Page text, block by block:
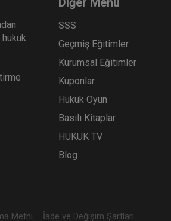
SSS
Geçmiş Eğitimler
Kurumsal Eğitimler
Kuponlar
Hukuk Oyun
Basılı Kitaplar
HUKUK TV
Blog
Metni İade ve Değişim Şartları